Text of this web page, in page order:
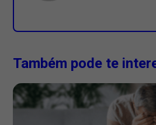
Também pode te